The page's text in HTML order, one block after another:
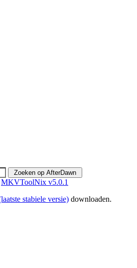
MKVToolNix v5.0.1
stabiele versie) downloaden.